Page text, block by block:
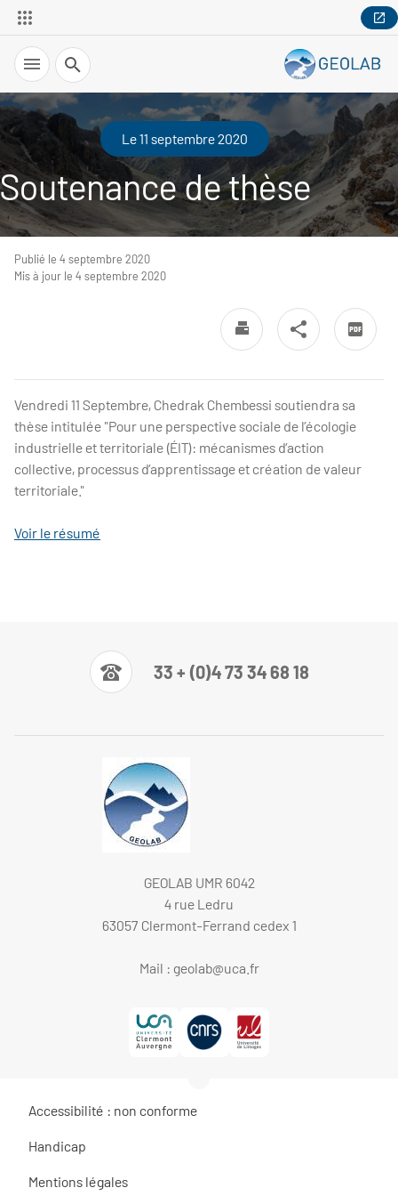
Recherche
Le 11 septembre 2020
Soutenance de thèse
Publié le 4 septembre 2020
Mis à jour le 4 septembre 2020
Vendredi 11 Septembre, Chedrak Chembessi soutiendra sa
thèse intitulée "Pour une perspective sociale de l’écologie
industrielle et territoriale (ÉIT): mécanismes d’action
collective, processus d’apprentissage et création de valeur
territoriale."
Voir le résumé
33 + (0)4 73 34 68 18
GEOLAB UMR 6042
4 rue Ledru
63057 Clermont-Ferrand cedex 1
Mail : geolab@uca.fr
Accessibilité : non conforme
Handicap
Mentions légales